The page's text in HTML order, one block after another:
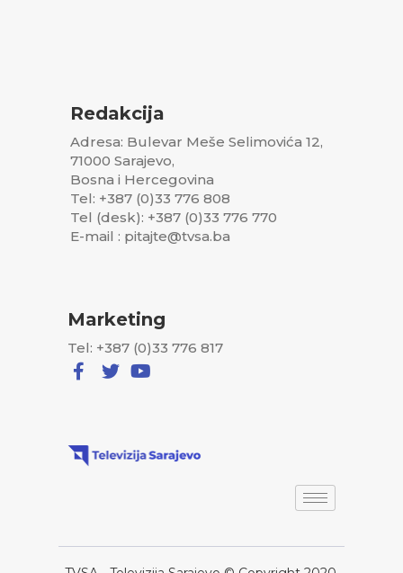
Redakcija
Adresa: Bulevar Meše Selimovića 12,
71000 Sarajevo,
Bosna i Hercegovina
Tel: +387 (0)33 776 808
Tel (desk): +387 (0)33 776 770
E-mail : pitajte@tvsa.ba
Marketing
Tel: +387 (0)33 776 817